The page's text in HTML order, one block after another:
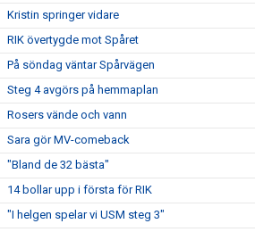
Kristin springer vidare
RIK övertygde mot Spåret
På söndag väntar Spårvägen
Steg 4 avgörs på hemmaplan
Rosers vände och vann
Sara gör MV-comeback
"Bland de 32 bästa"
14 bollar upp i första för RIK
"I helgen spelar vi USM steg 3"